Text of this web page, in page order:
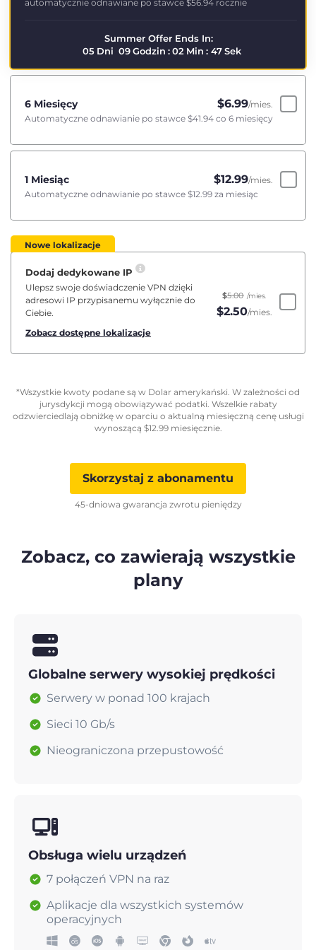
automatycznie odnawiane po stawce $56.94 rocznie
Summer Offer Ends In:
05 Dni 09Godzin :02 Min : 46Sek
6 Miesięcy $6.99/mies.
Automatyczne odnawianie po stawce $41.94 co 6 miesięcy
1 Miesiąc $12.99/mies.
Automatyczne odnawianie po stawce $12.99 za miesiąc
Nowe lokalizacje
Dodaj dedykowane IP
Ulepsz swoje doświadczenie VPN dzięki
adresowi IP przypisanemu wyłącznie do
Ciebie.
Zobacz dostępne lokalizacje
$5.00 /mies.
$2.50/mies.
*Wszystkie kwoty podane są w Dolar amerykański. W zależności od
jurysdykcji mogą obowiązywać podatki. Wszelkie rabaty
odzwierciedlają obniżkę w oparciu o aktualną miesięczną cenę usługi
wynoszącą $12.99miesięcznie.
Skorzystaj z abonamentu
45-dniowa gwarancja zwrotu pieniędzy
Zobacz, co zawierają wszystkie
plany
Globalne serwery wysokiej prędkości
Serwery w ponad 100 krajach
Sieci 10 Gb/s
Nieograniczona przepustowość
Obsługa wielu urządzeń
7 połączeń VPN na raz
Aplikacje dla wszystkich systemów
operacyjnych